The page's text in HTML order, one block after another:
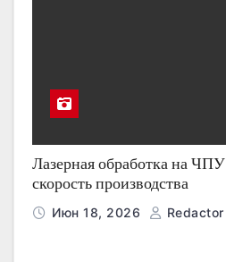
Лазерная обработка на
скорость производства
Июн 18, 2026 Redactor